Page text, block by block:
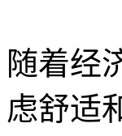
随着经
虑舒适